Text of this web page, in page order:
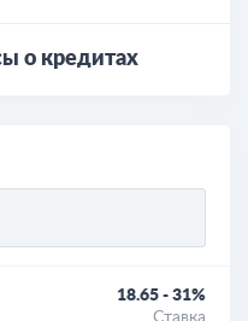
о кредитах
18.65 - 31%
Ставка